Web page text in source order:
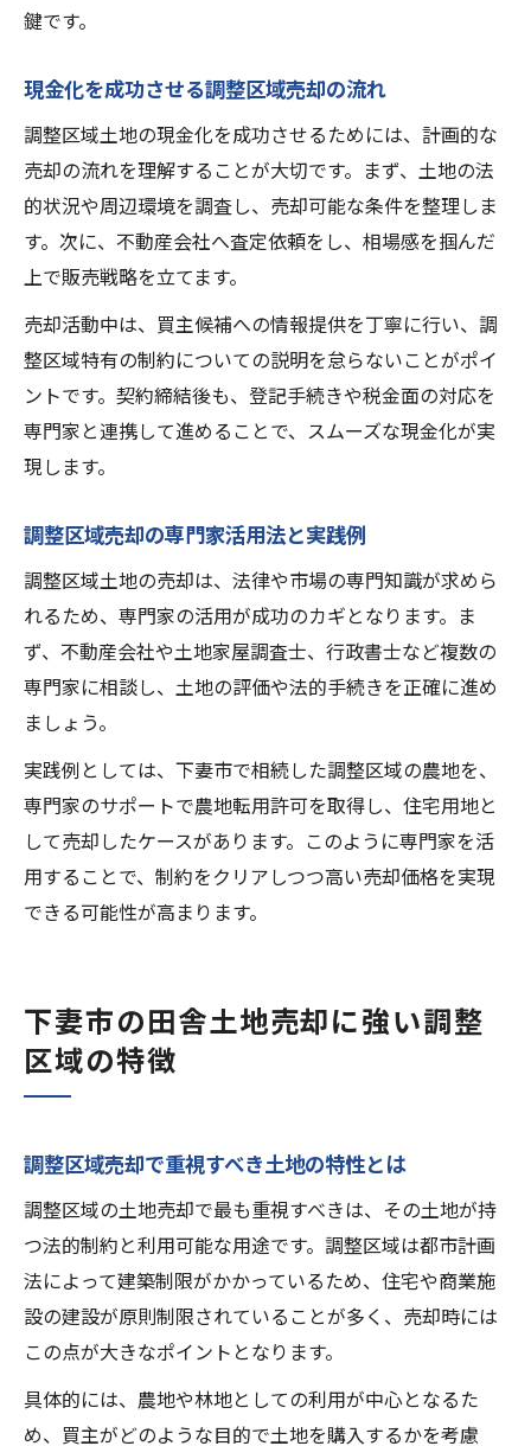
鍵です。
現金化を成功させる調整区域売却の流れ
調整区域土地の現金化を成功させるためには、計画的な
売却の流れを理解することが大切です。まず、土地の法
的状況や周辺環境を調査し、売却可能な条件を整理しま
す。次に、不動産会社へ査定依頼をし、相場感を掴んだ
上で販売戦略を立てます。
売却活動中は、買主候補への情報提供を丁寧に行い、調
整区域特有の制約についての説明を怠らないことがポイ
ントです。契約締結後も、登記手続きや税金面の対応を
専門家と連携して進めることで、スムーズな現金化が実
現します。
調整区域売却の専門家活用法と実践例
調整区域土地の売却は、法律や市場の専門知識が求めら
れるため、専門家の活用が成功のカギとなります。ま
ず、不動産会社や土地家屋調査士、行政書士など複数の
専門家に相談し、土地の評価や法的手続きを正確に進め
ましょう。
実践例としては、下妻市で相続した調整区域の農地を、
専門家のサポートで農地転用許可を取得し、住宅用地と
して売却したケースがあります。このように専門家を活
用することで、制約をクリアしつつ高い売却価格を実現
できる可能性が高まります。
下妻市の田舎土地売却に強い調整
区域の特徴
調整区域売却で重視すべき土地の特性とは
調整区域の土地売却で最も重視すべきは、その土地が持
つ法的制約と利用可能な用途です。調整区域は都市計画
法によって建築制限がかかっているため、住宅や商業施
設の建設が原則制限されていることが多く、売却時には
この点が大きなポイントとなります。
具体的には、農地や林地としての利用が中心となるた
め、買主がどのような目的で土地を購入するかを考慮